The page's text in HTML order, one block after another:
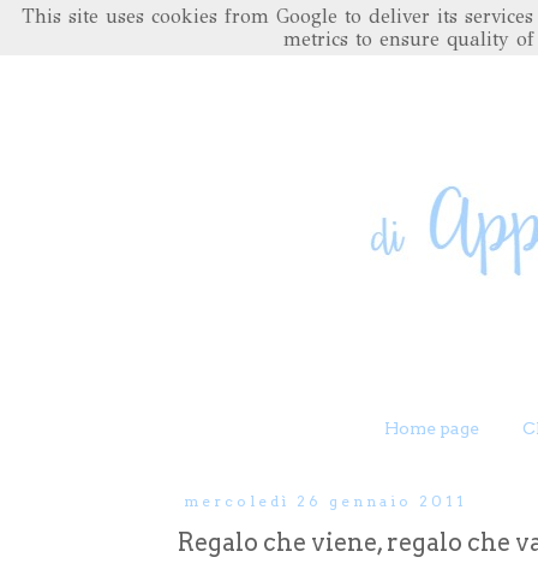
Home page
mercoledì 26 gennaio 2011
Regalo che viene, regalo che
This site uses cookies from Google to deliver its
metrics to ensure quality of